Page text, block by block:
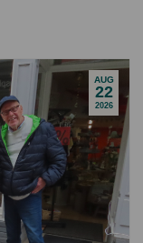
AUG
22
2026